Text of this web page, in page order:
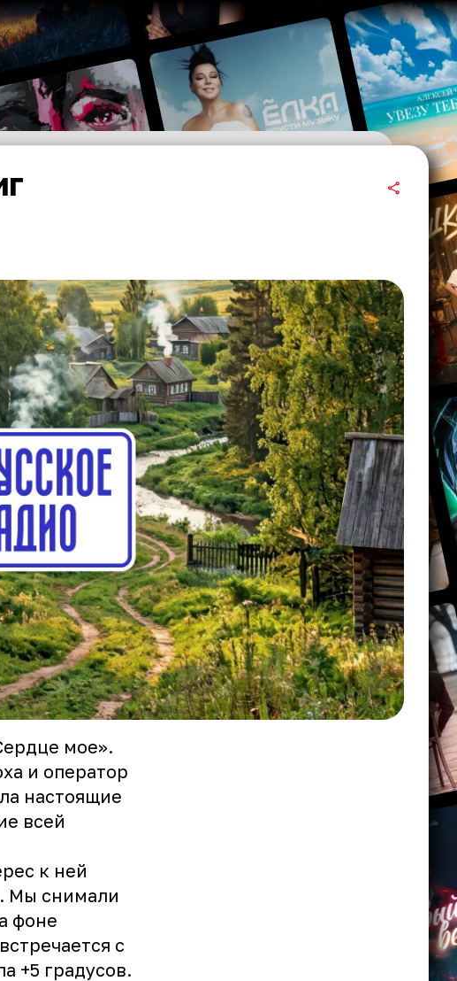
мое».
и оператор
настоящие
всей
к ней
Мы снимали
фоне
с
+5 градусов.